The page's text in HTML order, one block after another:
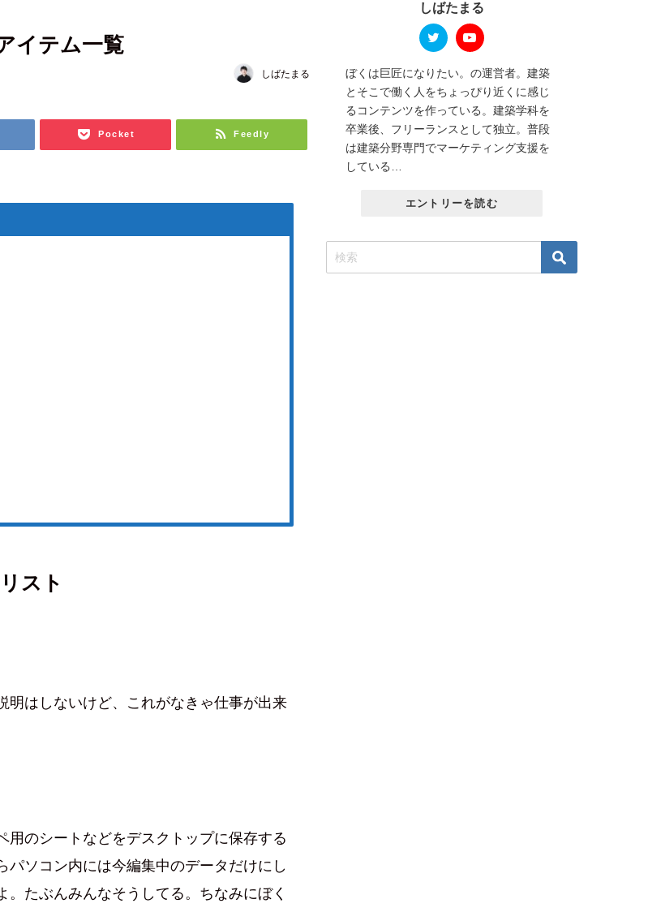
イテム一覧
しばたまる
Pocket Feedly
スト
明はしないけど、これがなきゃ仕事が出来
用のシートなどをデスクトップに保存する
パソコン内には今編集中のデータだけにし
たぶんみんなそうしてる。ちなみにぼく
しばたまる
ぼくは巨匠になりたい。の運営者。建築
とそこで働く人をちょっぴり近くに感じ
るコンテンツを作っている。建築学科を
卒業後、フリーランスとして独立。普段
は建築分野専門でマーケティング支援を
している…
エントリーを読む